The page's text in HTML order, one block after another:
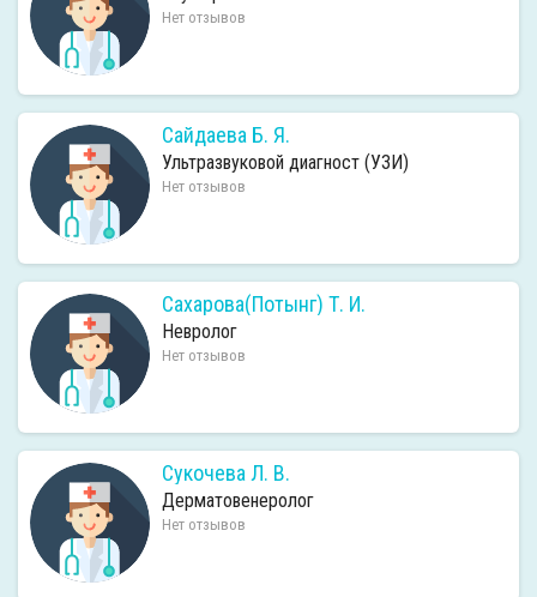
Нет отзывов
Сайдаева Б. Я.
Ультразвуковой диагност (УЗИ)
Нет отзывов
Сахарова(Потынг) Т. И.
Невролог
Нет отзывов
Сукочева Л. В.
Дерматовенеролог
Нет отзывов